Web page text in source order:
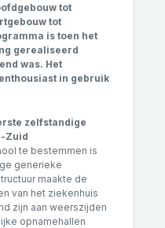
tot
tot
is toen het
gerealiseerd
was. Het
in gebruik
zelfstandige
Zuid
te bestemmen is
generieke
maakte de
van het ziekenhuis
zijn aan weerszijden
opnamehallen